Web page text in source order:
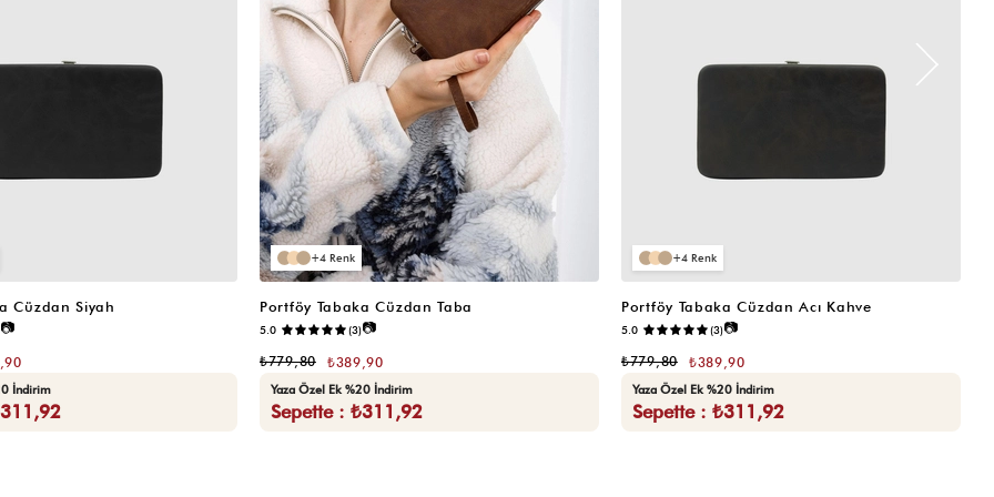
Cüzdan Siyah
📷
İndirim
4
Portföy Tabaka Cüzdan Taba
5.0 (3)📷
₺389,90
₺779,80
Yaza Özel Ek %20 İndirim
Sepette : ₺311,92
4
Portföy Tabaka Cüzdan Acı Kahve
5.0 (3)📷
₺389,90
₺779,80
Yaza Özel Ek %20 İndirim
Sepette : ₺311,92